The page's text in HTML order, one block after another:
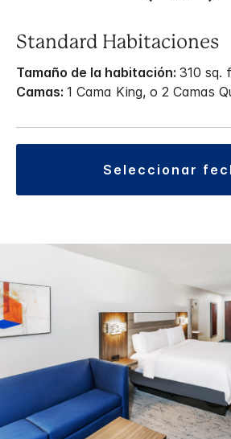
Standard Habitaciones
Tamaño de la habitación: 310 sq.
Camas: 1 Cama King, o 2 Camas
seleccionar